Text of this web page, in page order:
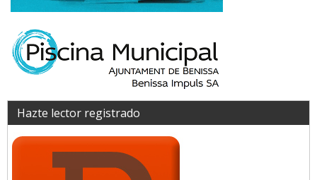
Hazte lector registrado